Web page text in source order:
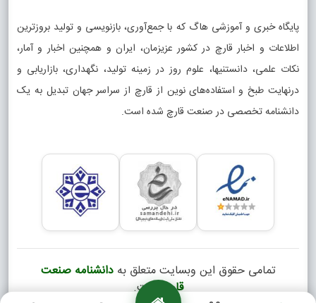
پایگاه خبری و آموزشی هاگ که با جمع‌آوری، بازنویسی و تولید بروزترین
اطلاعات و اخبار قارچ در کشور عزیزمان، ایران و همچنین اخبار و آمار،
نکات علمی، دانستنیها، علوم روز در زمینه تولید، نگهداری، بازاریابی و
درنهایت طبخ و استفاده‌های نوین از قارچ از سراسر جهان تبدیل به یک
دانشنامه تخصصی در صنعت قارچ شده است.
تمامی حقوق این وبسایت متعلق بهدانشنامه صنعت
قارچ است.